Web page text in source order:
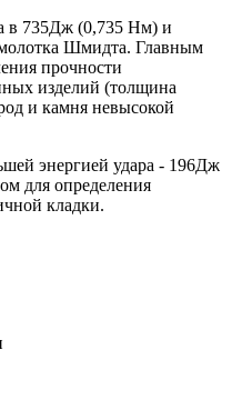
в 735Дж (0,735 Нм) и
Шмидта. Главным
прочности
изделий (толщина
и камня невысокой
энергией удара - 196Дж
для определения
кладки.